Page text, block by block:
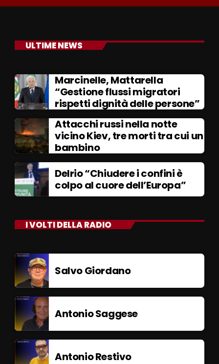
ULTIME NEWS
Marcinelle, Mattarella
“Gestione flussi migratori
rispetti dignità delle persone”
Attacchi russi nella notte
vicino Kiev, tre morti tra cui un
bambino
Delrio “Chiudere i confini è
colpo al cuore dell’Europa”
I VOLTI DELLA RADIO
Salvo Giordano
Antonio Saggese
Antonio Restivo